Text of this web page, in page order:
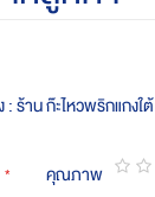
ร้าน ก๊ะไหวพริกแกงใต้
คุณภาพ